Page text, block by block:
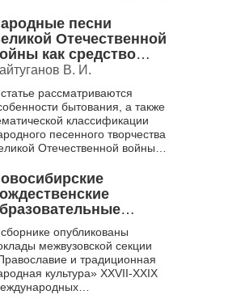
ученых-фольклористов
песни
Отечественной
как средство
детей и
В. И.
рассматриваются
бытования, а также
классификации
песенного творчества
Отечественной войны.
ученых-фольклористов
Православие и
культура,
12
2020]. cборник
опубликованы
межвузовской секции
и традиционная
культура» ХХVII-ХХIХ